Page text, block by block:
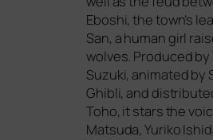
Eboshi, the town’s
San, a human girl
wol­ves. Produced by
Suzuki, ani­ma­ted by
Ghibli, and
Toho, it stars the
Matsuda, Yuriko